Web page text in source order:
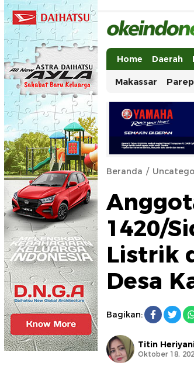
Okeindonesia.Online
Mengonlinekan
Home Daerah
Makassar
Beranda
1420/
Listrik
Desa
Bagikan:
Titin
Oktober 18,